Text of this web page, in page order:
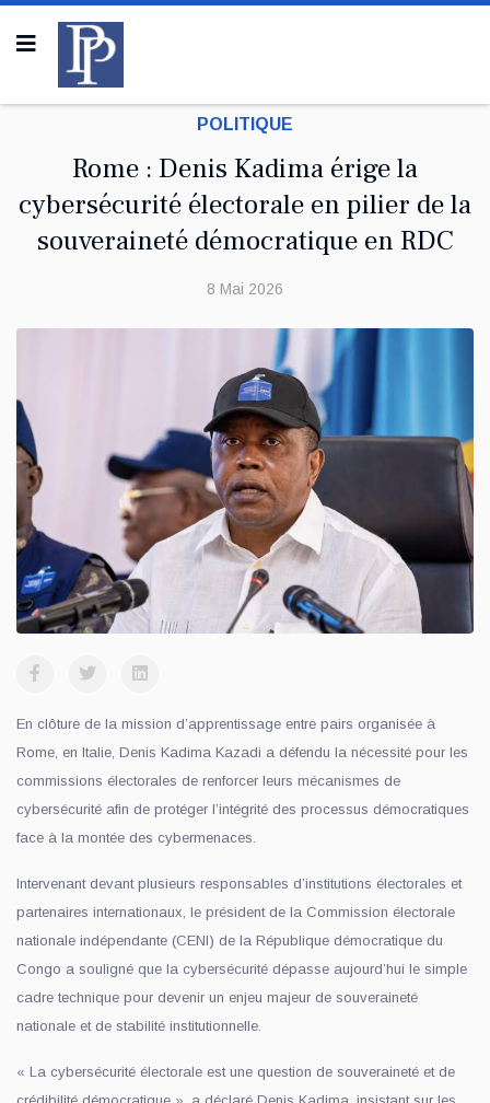
POLITIQUE
Rome : Denis Kadima érige la
cybersécurité électorale en pilier de la
souveraineté démocratique en RDC
8 Mai 2026
En clôture de la mission d’apprentissage entre pairs organisée à
Rome, en Italie, Denis Kadima Kazadi a défendu la nécessité pour les
commissions électorales de renforcer leurs mécanismes de
cybersécurité afin de protéger l’intégrité des processus démocratiques
face à la montée des cybermenaces.
Intervenant devant plusieurs responsables d’institutions électorales et
partenaires internationaux, le président de la Commission électorale
nationale indépendante (CENI) de la République démocratique du
Congo a souligné que la cybersécurité dépasse aujourd’hui le simple
cadre technique pour devenir un enjeu majeur de souveraineté
nationale et de stabilité institutionnelle.
« La cybersécurité électorale est une question de souveraineté et de